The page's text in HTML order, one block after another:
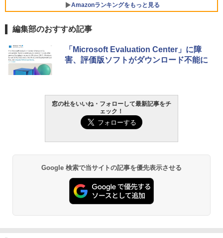
版) 搭載 Windows 11 重量1.7kg Wi-Fi 6
5BUWS
￥139,800
Amazonランキングをもっと見る
生成AIパスポート公式テキスト 第４版
￥1,766
1冊ですべて身につくHTML & CSSとWe
bデザイン入門講座［第2版］
ClaudeCode いちばんやさしい 教科書:
非エンジニア 初心者 素人 でも安心 使い
方 マニュアル AI副業にもコンテンツ作成
にもKindle出版にも！ 非エンジニアのた
めのAIコーディング入門シリーズ
Kindle Paperwhite シグニチャーエディ
ション (32GB) 7インチディスプレイ、明
るさ自動調整、色調調節ライト、12週間
￥-
Amazon Kindle Paperwhite (16GB) 7イ
週間持続バッテリー、広告なし、ブラッ
￥-
Amazon Kindle Colorsoft | 16GBストレ
ージ、防水、7インチカラーディスプレ
イ、色調調節ライト、最大8週間持続バッ
編集部のおすすめ記事
「Microsoft Evaluation Center」に障
害、評価版ソフトがダウンロード不能に
窓の杜をいいね・フォローして最新記事をチ
ェック！
Google 検索で当サイトの記事を優先表示させる